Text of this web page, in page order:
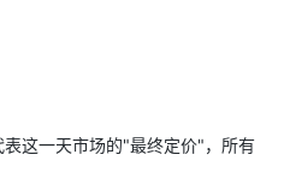
这一天市场的"最终定价"，所有